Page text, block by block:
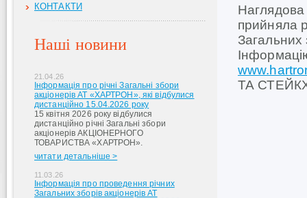
КОНТАКТИ
Наші новини
21.04.26
Інформація про річні Загальні збори
акціонерів АТ «ХАРТРОН», які відбулися
дистанційно 15.04.2026 року
15 квітня 2026 року відбулися
дистанційно річні Загальні збори
акціонерів АКЦІОНЕРНОГО
ТОВАРИСТВА «ХАРТРОН».
читати детальніше >
11.03.26
Інформація про проведення річних
Загальних зборів акціонерів АТ
прийняла
Загальних
ТА